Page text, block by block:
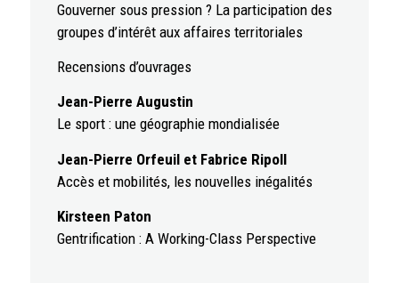
Gouverner sous pression ? La participation des
groupes d’intérêt aux affaires territoriales
Recensions d’ouvrages
Jean-Pierre Augustin
Le sport : une géographie mondialisée
Jean-Pierre Orfeuil et Fabrice Ripoll
Accès et mobilités, les nouvelles inégalités
Kirsteen Paton
Gentrification : A Working-Class Perspective